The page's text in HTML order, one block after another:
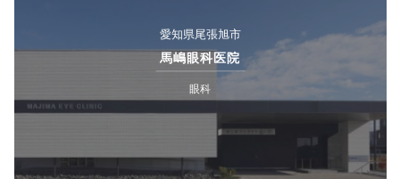
愛知県尾張旭市
馬嶋眼科医院
眼科